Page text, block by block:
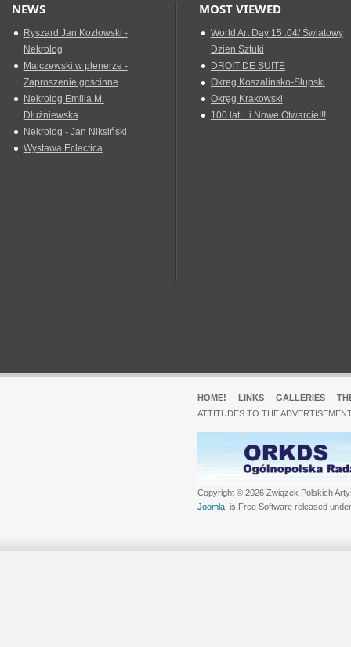
NEWS
Ryszard Jan Kozłowski -
Nekrolog
Malczewski w plenerze -
Zaproszenie gościnne
Nekrolog Emilia M.
Dłużniewska
Nekrolog - Jan Niksiński
Wystawa Eclectica
MOST VIEWED
World Art Day 15 .04/ Światowy
Dzień Sztuki
DROIT DE SUITE
Okreg Koszalińsko-Słupski
Okręg Krakowski
100 lat... i Nowe Otwarcie!!!
HOME! LINKS GALLERIES
ATTITUDES TO THE
Copyright © 2026 Związek Polskich
Joomla! is Free Software released